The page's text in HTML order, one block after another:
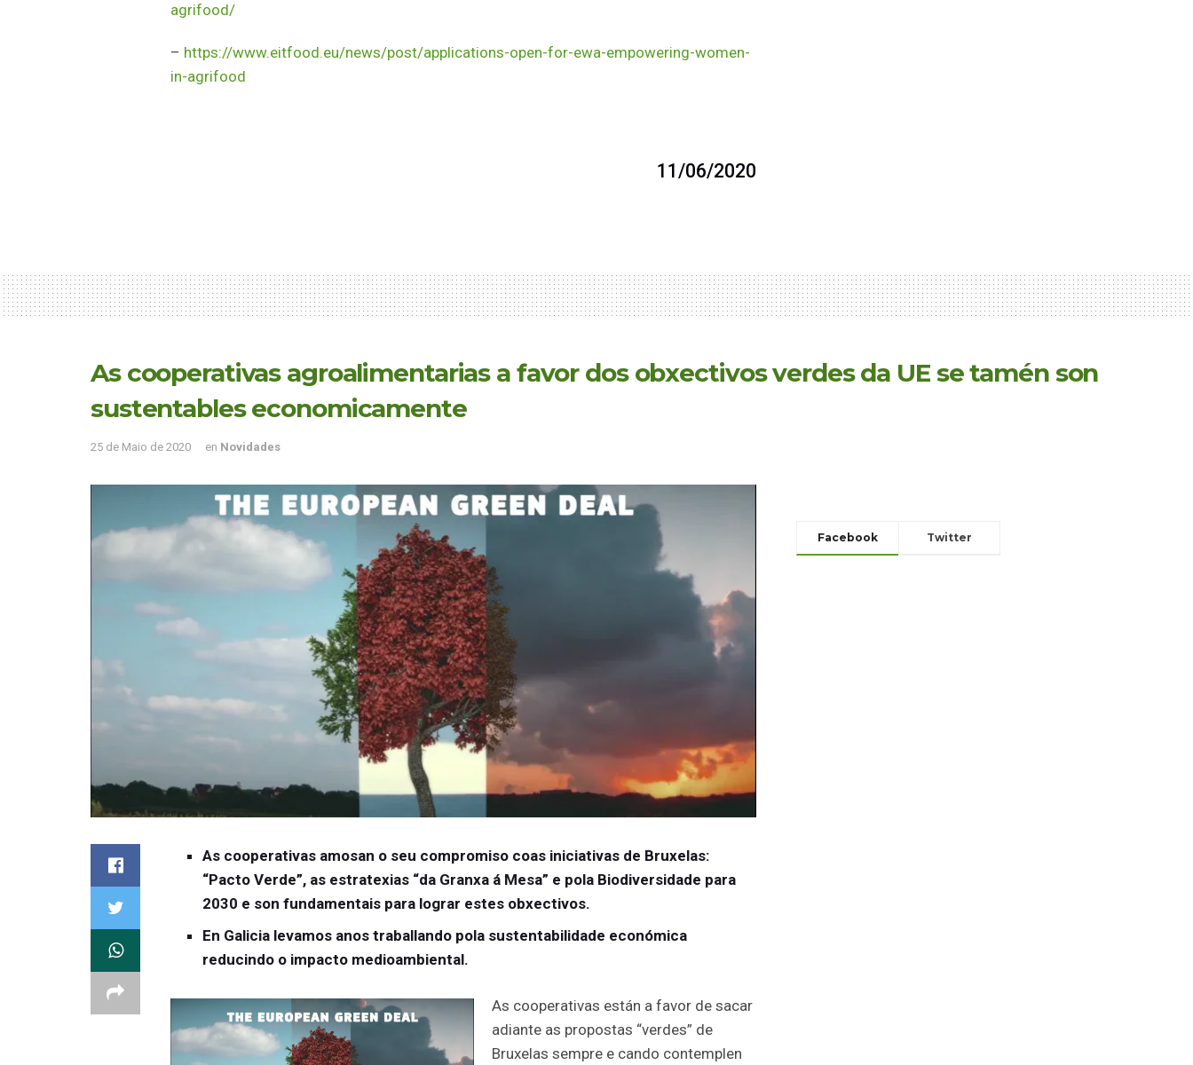
agrifood/
– https://www.eitfood.eu/news/post/applications-open-for-ewa-empowering-women-
in-agrifood
11/06/2020
As cooperativas agroalimentarias a favor dos obxectivos verdes da UE se tamén son
sustentables economicamente
25 de Maio de 2020 en Novidades
As cooperativas amosan o seu compromiso coas iniciativas de Bruxelas:
“Pacto Verde”, as estratexias “da Granxa á Mesa” e pola Biodiversidade para
2030 e son fundamentais para lograr estes obxectivos.
En Galicia levamos anos traballando pola sustentabilidade económica
reducindo o impacto medioambiental.
As cooperativas están a favor de sacar
adiante as propostas “verdes” de
Bruxelas sempre e cando contemplen
Facebook Twitter